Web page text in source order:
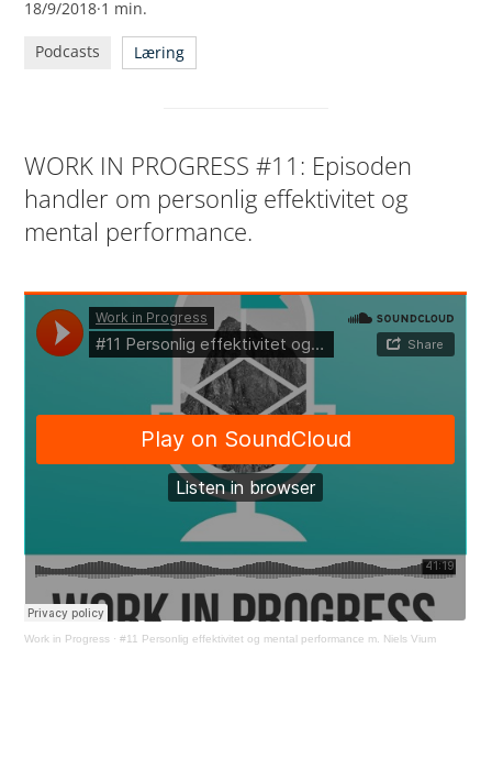
18/9/2018·1 min.
Podcasts Læring
WORK IN PROGRESS #11: Episoden
handler om personlig effektivitet og
mental performance.
Work in Progress ·#11 Personlig effektivitet og mental performance m. Niels Vium